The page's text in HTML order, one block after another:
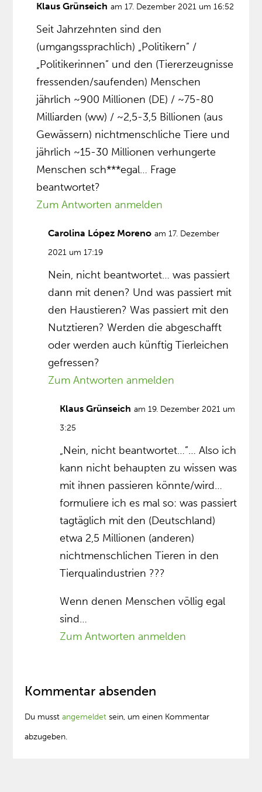
Klaus Grünseich am 17. Dezember 2021 um 16:52
Seit Jahrzehnten sind den
(umgangssprachlich) „Politikern” /
„Politikerinnen” und den (Tiererzeugnisse
fressenden/saufenden) Menschen
jährlich ~900 Millionen (DE) / ~75-80
Milliarden (ww) / ~2,5-3,5 Billionen (aus
Gewässern) nichtmenschliche Tiere und
jährlich ~15-30 Millionen verhungerte
Menschen sch***egal… Frage
beantwortet?
Zum Antworten anmelden
Carolina López Moreno am 17. Dezember
2021 um 17:19
Nein, nicht beantwortet… was passiert
dann mit denen? Und was passiert mit
den Haustieren? Was passiert mit den
Nutztieren? Werden die abgeschafft
oder werden auch künftig Tierleichen
gefressen?
Zum Antworten anmelden
Klaus Grünseich am 19. Dezember 2021 um
3:25
„Nein, nicht beantwortet…”… Also ich
kann nicht behaupten zu wissen was
mit ihnen passieren könnte/wird…
formuliere ich es mal so: was passiert
tagtäglich mit den (Deutschland)
etwa 2,5 Millionen (anderen)
nichtmenschlichen Tieren in den
Tierqualindustrien ???
Wenn denen Menschen völlig egal
sind…
Zum Antworten anmelden
Kommentar absenden
Du musstangemeldet sein, um einen Kommentar
abzugeben.